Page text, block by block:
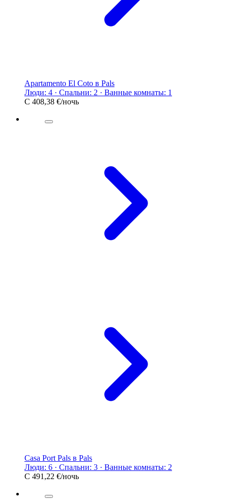
Apartamento El Coto в Pals
Люди: 4 · Спальни: 2 · Ванные комнаты: 1
С 408,38 €/ночь
Casa Port Pals в Pals
Люди: 6 · Спальни: 3 · Ванные комнаты: 2
С 491,22 €/ночь